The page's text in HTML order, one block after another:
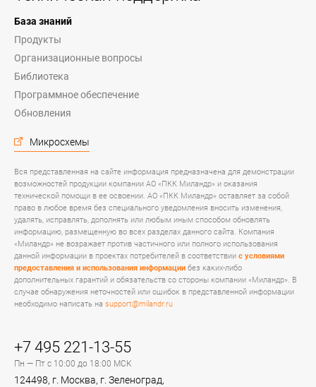
База знаний
Продукты
Организационные вопросы
Библиотека
Программное обеспечение
Обновления
Микросхемы
Вся представленная на сайте информация предназначена для демонстрации
возможностей продукции компании АО «ПКК Миландр» и оказания
технической помощи в ее освоении. АО «ПКК Миландр» оставляет за собой
право в любое время без специального уведомления вносить изменения,
удалять, исправлять, дополнять или любым иным способом обновлять
информацию, размещенную во всех разделах данного сайта. Компания
«Миландр» не возражает против частичного или полного использования
данной информации в проектах потребителей в соответствии с условиями
предоставления и использования информации без каких-либо
дополнительных гарантий и обязательств со стороны компании «Миландр». В
случае обнаружения неточностей или ошибок в представленной информации
необходимо написать на support@milandr.ru
+7 495 221-13-55
Пн — Пт с 10:00 до 18:00 МСК
124498, г. Москва, г. Зеленоград,